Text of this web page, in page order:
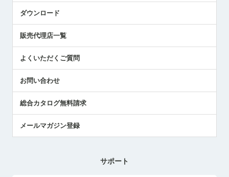
国/地域/言語
社員ブログ
中小企業のBCP地震対策
センサのテクニカルガイド
社長ブログ
ダウンロード
販売代理店一覧
よくいただくご質問
お問い合わせ
総合カタログ無料請求
メールマガジン登録
サポート